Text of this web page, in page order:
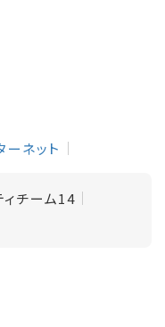
ーネット
チーム14